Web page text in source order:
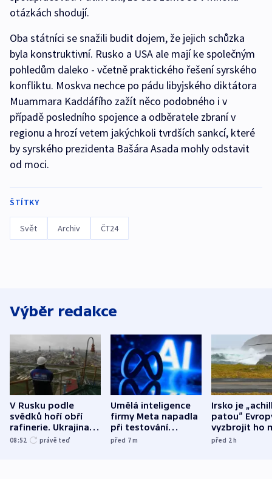
otázkách shodují.
Oba státníci se snažili budit dojem, že jejich schůzka
byla konstruktivní. Rusko a USA ale mají ke společným
pohledům daleko - včetně praktického řešení syrského
konfliktu. Moskva nechce po pádu libyjského diktátora
Muammara Kaddáfího zažít něco podobného i v
případě posledního spojence a odběratele zbraní v
regionu a hrozí vetem jakýchkoli tvrdších sankcí, které
by syrského prezidenta Bašára Asada mohly odstavit
od moci.
ŠTÍTKY
Svět Archiv ČT24
Výběr redakce
V Rusku podle
svědků hoří obří
rafinerie. Ukrajina
hlásí oběti
08:52 právě teď
Umělá inteligence
firmy Meta napadla
při testování
systém jiné
před 7m
Irsko je
patou“
vyzbrojit ho
Francie
před 2h